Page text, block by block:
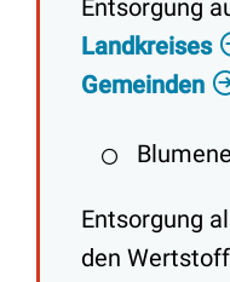
Entsorgung
Landkreises
Gemeinden
Entsorgung
den